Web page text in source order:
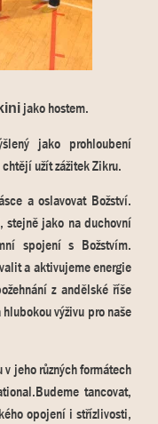
jako hostem.
jako prohloubení
užít zážitek Zikru.
a oslavovat Božství.
stejně jako na duchovní
spojení s Božstvím.
a aktivujeme energie
z andělské říše
výživu pro naše
jeho různých formátech
tancovat,
opojení i střízlivosti,